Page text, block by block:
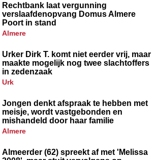
Rechtbank laat vergunning
verslaafdenopvang Domus Almere
Poort in stand
almere
Urker Dirk T. komt niet eerder vrij, maar
maakte mogelijk nog twee slachtoffers
in zedenzaak
urk
Jongen denkt afspraak te hebben met
meisje, wordt vastgebonden en
mishandeld door haar familie
almere
Almeerder (62) spreekt af met 'Melissa